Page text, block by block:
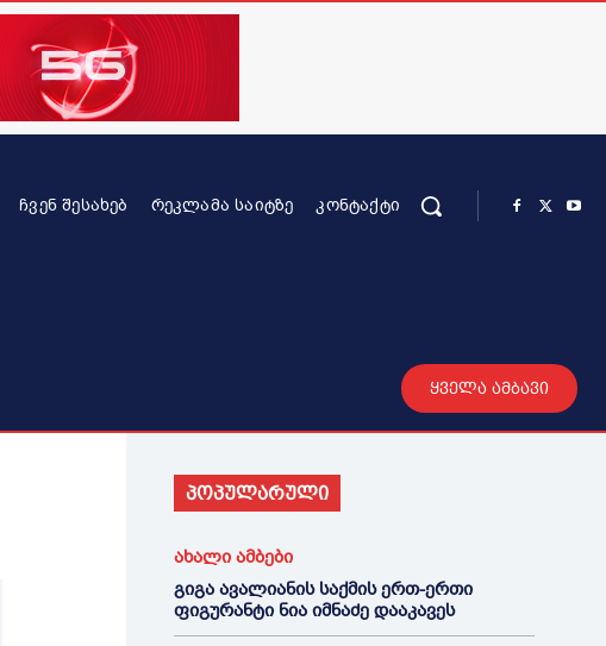
ᲩᲕᲔᲜ ᲨᲔᲡᲐᲮᲔᲑ ᲠᲔᲙᲚᲐᲛᲐ ᲡᲐᲘᲢᲖᲔ ᲙᲝᲜᲢᲐᲥᲢᲘ
ყველა ამბავი
პოპულარული
ახალი ამბები
გიგა ავალიანის საქმის ერთ-ერთი
ფიგურანტი ნია იმნაძე დააკავეს